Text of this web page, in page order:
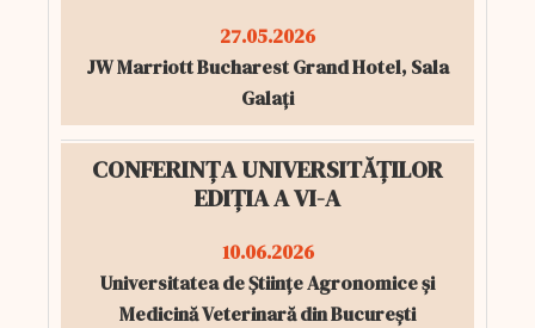
27.05.2026
JW Marriott Bucharest Grand Hotel, Sala
Galați
CONFERINȚA UNIVERSITĂȚILOR
EDIȚIA A VI-A
10.06.2026
Universitatea de Științe Agronomice și
Medicină Veterinară din București